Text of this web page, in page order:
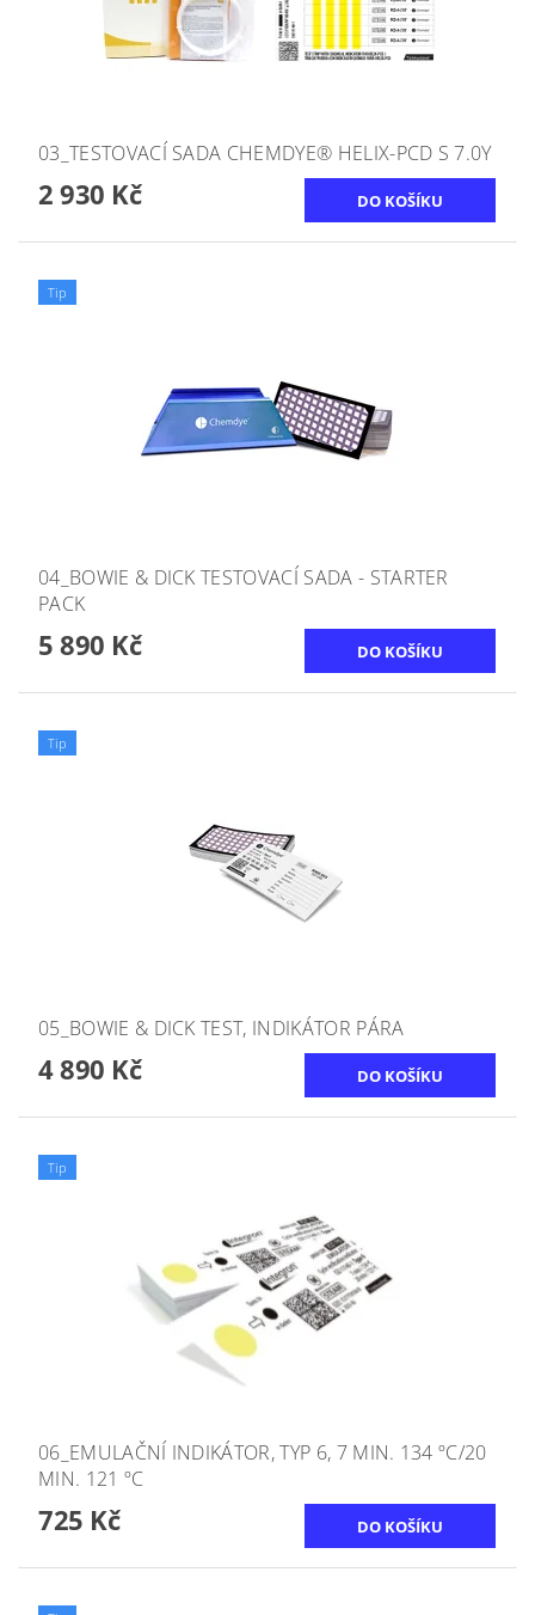
03_TESTOVACÍ SADA CHEMDYE® HELIX-PCD S 7.0Y
2 930 Kč
Tip
04_BOWIE & DICK TESTOVACÍ SADA - STARTER
PACK
5 890 Kč
Tip
05_BOWIE & DICK TEST, INDIKÁTOR PÁRA
4 890 Kč
Tip
06_EMULAČNÍ INDIKÁTOR, TYP 6, 7 MIN. 134 ºC/20
MIN. 121 ºC
725 Kč